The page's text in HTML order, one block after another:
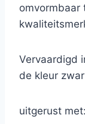
omvormbaar
Vervaardigd
de kleur
uitgerust met: